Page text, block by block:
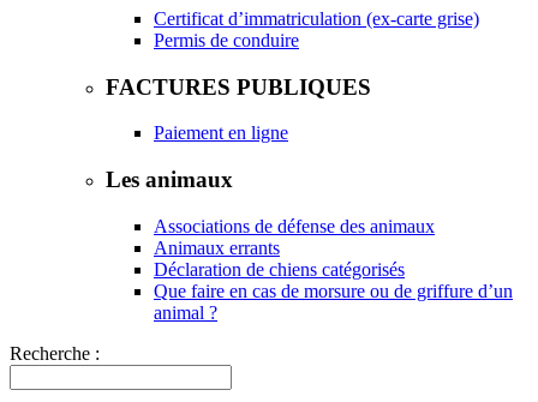
Certificat d’immatriculation (ex-carte grise)
Permis de conduire
FACTURES PUBLIQUES
Paiement en ligne
Les animaux
Associations de défense des animaux
Animaux errants
Déclaration de chiens catégorisés
Que faire en cas de morsure ou de griffure d’un
animal ?
Recherche :